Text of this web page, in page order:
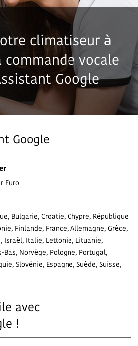
climatiseur à
commande vocale
Google
Google
Euro
Bulgarie, Croatie, Chypre, République
Finlande, France, Allemagne, Grèce,
Israël, Italie, Lettonie, Lituanie,
Bas, Norvège, Pologne, Portugal,
Slovénie, Espagne, Suède, Suisse,
avec
!